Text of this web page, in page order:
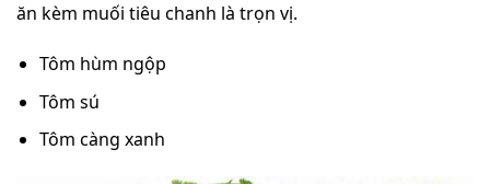
ăn kèm muối tiêu chanh là trọn vị.
Tôm hùm ngộp
Tôm sú
Tôm càng xanh